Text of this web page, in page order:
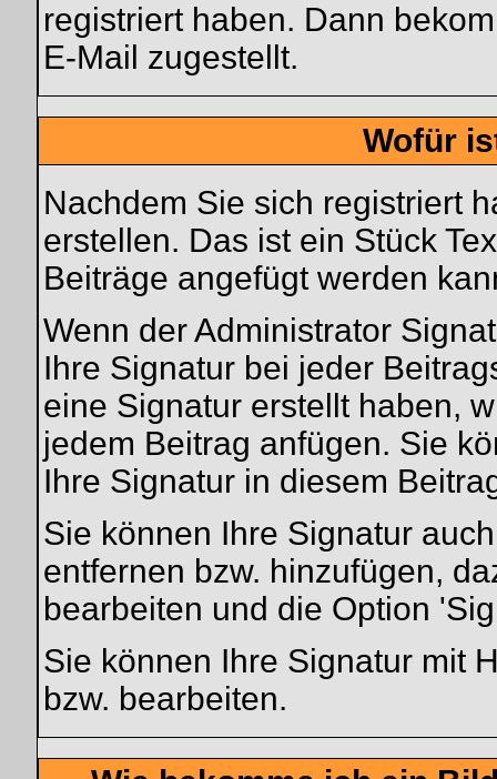
registriert haben. Dann
E-Mail zugestellt.
Wofür
Nachdem Sie sich registriert
erstellen. Das ist ein Stück
Beiträge angefügt werden
Wenn der Administrator
Ihre Signatur bei jeder
eine Signatur erstellt haben,
jedem Beitrag anfügen. Sie
Ihre Signatur in diesem
Sie können Ihre Signatur
entfernen bzw. hinzufügen,
bearbeiten und die Option
Sie können Ihre Signatur mit
bzw. bearbeiten.